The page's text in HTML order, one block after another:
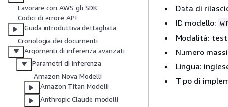
Lavorare con AWS gli SDK
Codici di errore API
Guida introduttiva dettagliata
Cronologia dei documenti
Argomenti di inferenza avanzati
Parametri di inferenza
Amazon Nova Modelli
Amazon Titan Modelli
Anthropic Claude modelli
Data di
ID modello:
Modalità:
Numero
Lingua:
Tipo di